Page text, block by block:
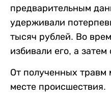
предварительным
удерживали
тысяч рублей. Во
избивали его, а
От полученных травм
месте происшествия.